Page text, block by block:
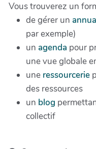
Vous trouverez un
de gérer un
par exemple)
un agenda pour
une vue globale
une ressourcerie
des ressources
un blog
collectif